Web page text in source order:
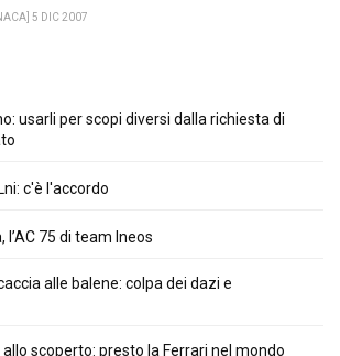
5 DIC 2007
usarli per scopi diversi dalla richiesta di
c'è l'accordo
75 di team Ineos
alle balene: colpa dei dazi e
scoperto: presto la Ferrari nel mondo